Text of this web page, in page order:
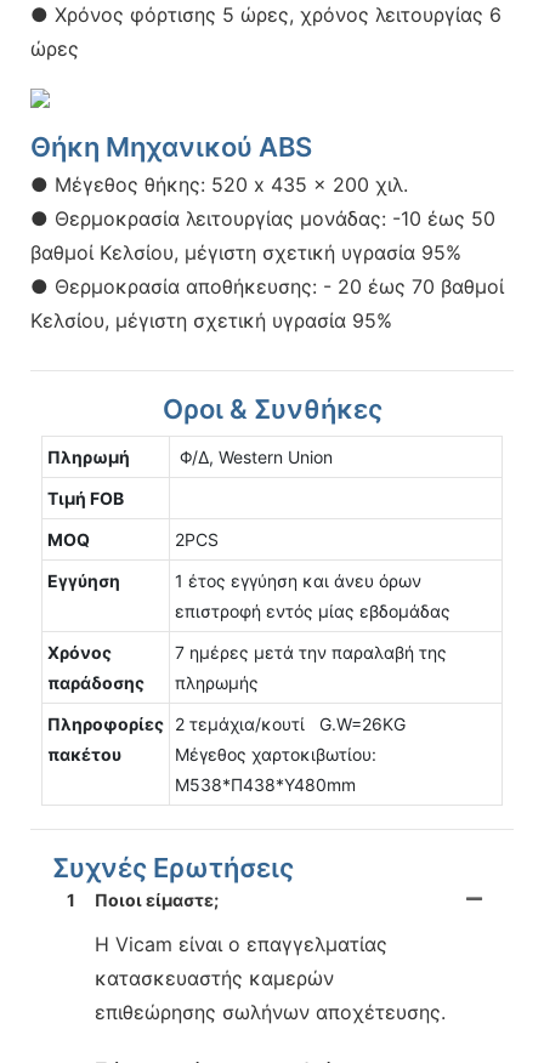
● Χρόνος φόρτισης 5 ώρες, χρόνος λειτουργίας 6
ώρες
Θήκη Μηχανικού ABS
● Μέγεθος θήκης: 520 x 435 x 200 χιλ.
● Θερμοκρασία λειτουργίας μονάδας: -10 έως 50
βαθμοί Κελσίου, μέγιστη σχετική υγρασία 95%
● Θερμοκρασία αποθήκευσης: - 20 έως 70 βαθμοί
Κελσίου, μέγιστη σχετική υγρασία 95%
Οροι & Συνθήκες
Πληρωμή
Φ/Δ, Western Union
Τιμή FOB
MOQ
2PCS
Εγγύηση
1 έτος εγγύηση και άνευ όρων
επιστροφή εντός μίας εβδομάδας
Χρόνος
παράδοσης
7 ημέρες μετά την παραλαβή της
πληρωμής
Πληροφορίες
πακέτου
2 τεμάχια/κουτί G.W=26KG
Μέγεθος χαρτοκιβωτίου:
Μ538*Π438*Υ480mm
Συχνές Ερωτήσεις
1 Ποιοι είμαστε;
Η Vicam είναι ο επαγγελματίας
κατασκευαστής καμερών
επιθεώρησης σωλήνων αποχέτευσης.